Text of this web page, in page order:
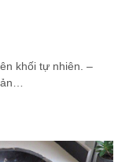
khối tự nhiên. –